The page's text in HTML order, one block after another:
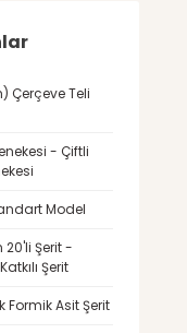
Çerçeve Teli
- Çiftli
Model
20'li Şerit -
Şerit
Formik Asit Şerit